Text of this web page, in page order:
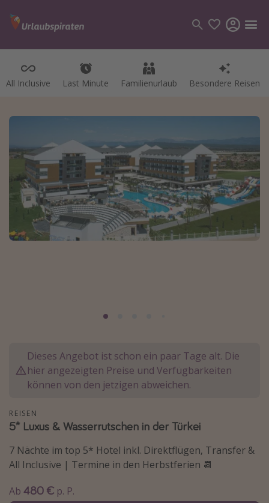
All Inclusive Last Minute Familienurlaub Besondere Reisen
Kategorien
Pauschalreisen
Kreuzfahrten
Reiseziele
Alle Reiseziele
Krabi Urlaub
Tulum Urlaub
Japan Rundreise
Reisethemen
Wellnessurlaub
Dieses Angebot ist schon ein paar Tage alt. Die
hier angezeigten Preise und Verfügbarkeiten
können von den jetzigen abweichen.
REISEN
5* Luxus & Wasserrutschen in der Türkei
7 Nächte im top 5* Hotel inkl. Direktflügen, Transfer &
All Inclusive | Termine in den Herbstferien 📆
Ab 480 € p. P.